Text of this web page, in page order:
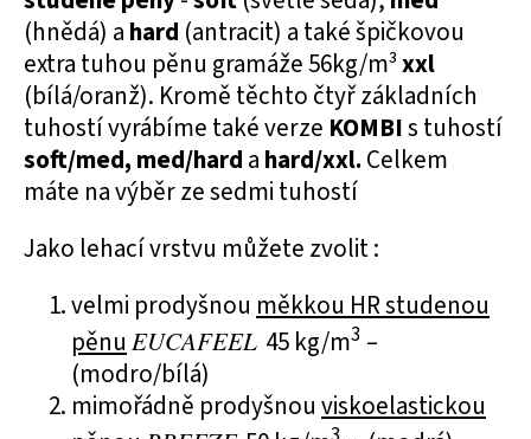
(hnědá) a hard (antracit) a také špičkovou
extra tuhou pěnu gramáže 56kg/m³xxl
(bílá/oranž). Kromě těchto čtyř základních
tuhostí vyrábíme také verze KOMBIs tuhostí
soft/med, med/hard a hard/xxl. Celkem
máte na výběr ze sedmi tuhostí
Jako lehací vrstvu můžete zvolit :
velmi prodyšnou měkkou HR studenou
pěnu EUCAFEEL 45 kg/m3 –
(modro/bílá)
mimořádně prodyšnou viskoelastickou